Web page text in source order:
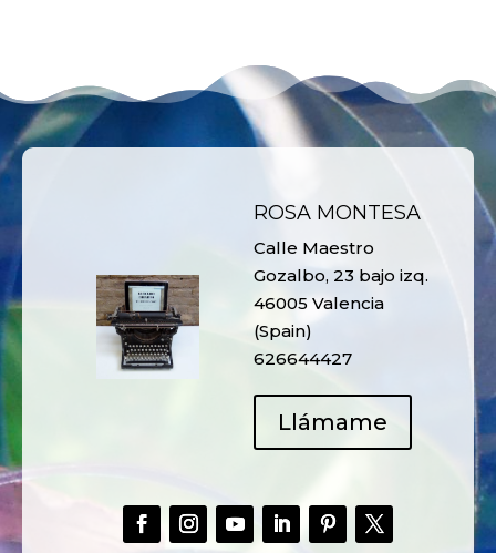
ROSA MONTESA
Calle Maestro
Gozalbo, 23 bajo izq.
46005 Valencia
(Spain)
626644427
Llámame